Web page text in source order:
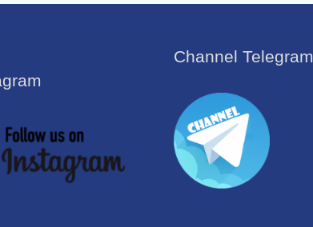
Channel Telegram